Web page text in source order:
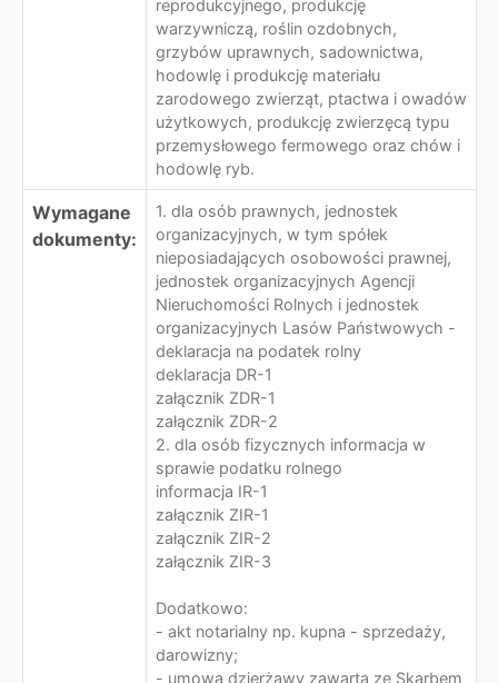
reprodukcyjnego, produkcję
warzywniczą, roślin ozdobnych,
grzybów uprawnych, sadownictwa,
hodowlę i produkcję materiału
zarodowego zwierząt, ptactwa i owadów
użytkowych, produkcję zwierzęcą typu
przemysłowego fermowego oraz chów i
hodowlę ryb.
Wymagane
dokumenty:
1. dla osób prawnych, jednostek
organizacyjnych, w tym spółek
nieposiadających osobowości prawnej,
jednostek organizacyjnych Agencji
Nieruchomości Rolnych i jednostek
organizacyjnych Lasów Państwowych -
deklaracja na podatek rolny
deklaracja DR-1
załącznik ZDR-1
załącznik ZDR-2
2. dla osób fizycznych informacja w
sprawie podatku rolnego
informacja IR-1
załącznik ZIR-1
załącznik ZIR-2
załącznik ZIR-3
Dodatkowo:
- akt notarialny np. kupna - sprzedaży,
darowizny;
- umowa dzierżawy zawarta ze Skarbem